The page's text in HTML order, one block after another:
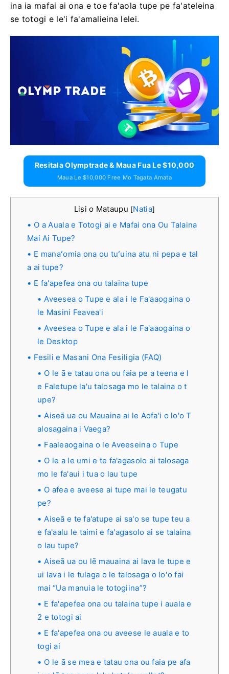
ina ia mafai ai ona e toe fa'aola tupe pe fa'ateleina
se totogi e le'i fa'amalieina lelei.
Resitala Olymptrade & Maua Fua Le $10,000
Maua Le $10,000 Free Mo Tagata Amata
Lisi o Mataupu [Natia]
O a Auala e Totogi ai e Mafai ona Ou Talaina
Mai Ai Tupe?
E manaʻomia ona ou tuʻuina atu ni pepa e tal
a ai tupe?
E fa'apefea ona ou talaina tupe
Aveesea o Tupe e ala i le Fa'aaogaina o
le Masini Feavea'i
Aveesea o Tupe e ala i le Fa'aaogaina o
le Desktop
Fesili e Masani Ona Fesiligia (FAQ)
O le ā e tatau ona ou faia pe a teena e l
e Faletupe la'u talosaga mo le talaina o t
upe?
Aiseā ua ou Mauaina ai le Aofa'i o lo'o T
alosagaina i Vaega?
Faaleaogaina o le Aveeseina o Tupe
O le a le umi e te fa'agasolo ai talosaga
mo le fa'aui i tua o lau tupe
O afea e aveese ai tupe mai le teugatu
pe?
Aiseā e te fa'atupe ai sa'o se tupe teu a
e fa'aalu le taimi e fa'agasolo ai se talaina
o lau tupe?
Aiseā ua ou lē mauaina ai lava le tupe e
ui lava i le tulaga o le talosaga o loʻo fai
mai “Ua manuia le totogiina”?
E fa'apefea ona ou talaina tupe i auala e
2 e totogi ai
E fa'apefea ona ou aveese le auala e to
togi ai
O le ā se mea e tatau ona ou faia pe afa